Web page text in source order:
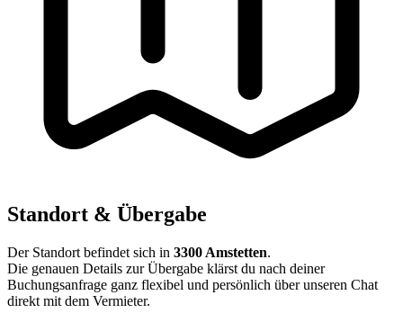
Standort & Übergabe
Der Standort befindet sich in 3300 Amstetten.
Die genauen Details zur Übergabe klärst du nach deiner
Buchungsanfrage ganz flexibel und persönlich über unseren Chat
direkt mit dem Vermieter.